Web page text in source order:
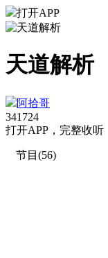
打开APP
天道解析
阿拾哥
341724
打开APP，完整收听
节目(56)